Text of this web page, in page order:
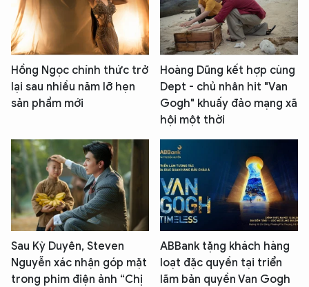
Hồng Ngọc chính thức trở
lại sau nhiều năm lỡ hẹn
sản phẩm mới
Hoàng Dũng kết hợp cùng
Dept - chủ nhân hit "Van
Gogh" khuấy đảo mạng xã
hội một thời
Sau Kỳ Duyên, Steven
Nguyễn xác nhận góp mặt
trong phim điện ảnh “Chị
ABBank tặng khách hàng
loạt đặc quyền tại triển
lãm bản quyền Van Gogh